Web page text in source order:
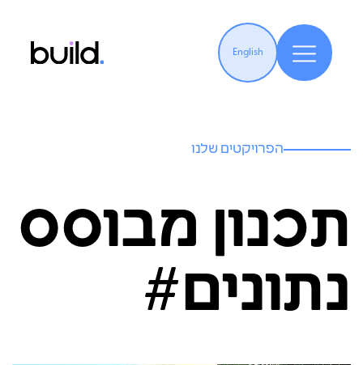
English
הפרויקטים שלנו
תכנון מבוסס
נתונים#